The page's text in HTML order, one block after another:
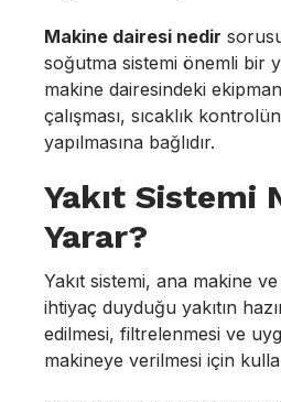
Makine dairesi nedir
soğutma sistemi önemli bir
makine dairesindeki
çalışması, sıcaklık
yapılmasına bağlıdır.
Yakıt Sistemi
Yarar?
Yakıt sistemi, ana makine
ihtiyaç duyduğu yakıtın
edilmesi, filtrelenmesi ve
makineye verilmesi için